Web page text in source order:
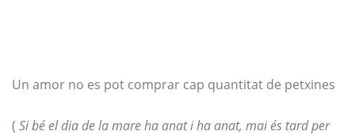
Un amor no es pot comprar cap quantitat de petxines
( Si bé el dia de la mare ha anat i ha anat, mai és tard per